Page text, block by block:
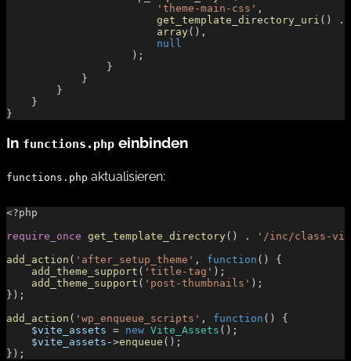
                        'theme-main-css'
,
                        get_template_directory_uri
() .
                        array
(),
                        null
                    );
                }
            }
        }
    }
}
In functions.php einbinden
functions.php aktualisieren:
<?php
require_once get_template_directory() .
'/inc/class-
add_action ( 'after_setup_theme' , function () {
    add_theme_support
( 'title-tag' );
    add_theme_support
( 'post-thumbnails' );
});
add_action ( 'wp_enqueue_scripts' , function () {
    $vite_assets
= new Vite_Assets ();
    $vite_assets
->enqueue ();
});